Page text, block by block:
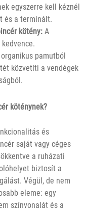
egyszerre kell kéznél
és a terminált.
kötény: A
pamutból
közvetíti a vendégek
köténynek?
és
saját vagy céges
a ruházati
biztosít a
Végül, de nem
eleme: egy
színvonalát és a